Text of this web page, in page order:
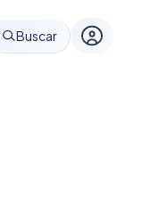
Buscar